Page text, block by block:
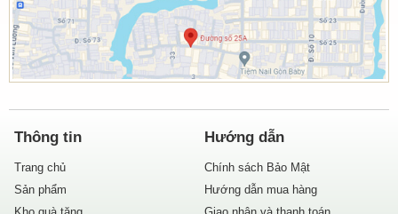
Thông tin
Trang chủ
Sản phẩm
Hướng dẫn
Chính sách Bảo Mật
Hướng dẫn mua hàng